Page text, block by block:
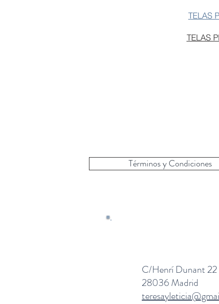
TELAS
TELAS
Términos y Condiciones
C/Henrí Dunant 22
28036 Madrid